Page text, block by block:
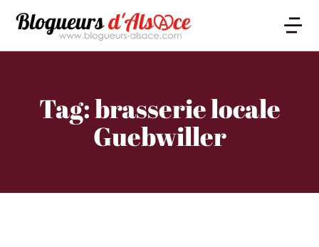
Tag: brasserie locale
Guebwiller